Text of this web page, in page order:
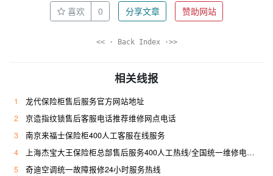
喜欢 0 分享文章 赞助网站
<< · Back Index ·>>
相关线报
1
龙代保险柜售后服务官方网站地址
2
京造指纹锁售后客服电话推荐维修网点电话
3
南京来福士保险柜400人工客服在线服务
4
上海杰宝大王保险柜总部售后服务400人工热线/全国统一维修电话是多少
5
奇迪空调统一故障报修24小时服务热线